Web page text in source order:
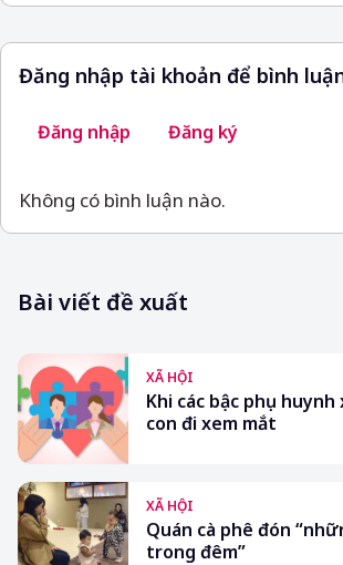
Đăng nhập tài khoản để bình
Đăng nhập Đăng ký
Không có bình luận nào.
Bài viết đề xuất
XÃ HỘI
Khi các bậc phụ
con đi xem mắt
XÃ HỘI
Quán cà phê đón
trong đêm”